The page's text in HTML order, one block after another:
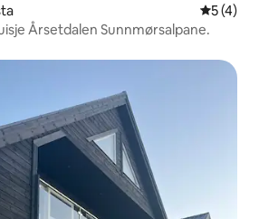
5 (4)
Årsetdalen Sunnmørsalpane.